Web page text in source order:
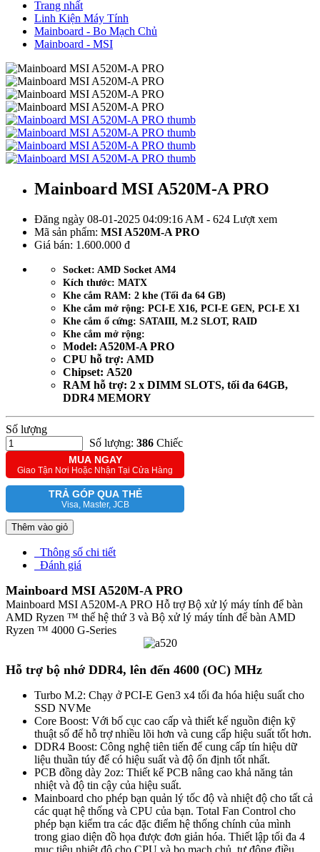
Trang nhất
Linh Kiện Máy Tính
Mainboard - Bo Mạch Chủ
Mainboard - MSI
Mainboard MSI A520M-A PRO
Đăng ngày 08-01-2025 04:09:16 AM - 624 Lượt xem
Mã sản phẩm: MSI A520M-A PRO
Giá bán: 1.600.000 đ
Socket: AMD Socket AM4
Kích thước: MATX
Khe cắm RAM: 2 khe (Tối đa 64 GB)
Khe cắm mở rộng: PCI-E X16, PCI-E GEN, PCI-E X1
Khe cắm ổ cứng: SATAIII, M.2 SLOT, RAID
Khe cắm mở rộng:
Model: A520M-A PRO
CPU hỗ trợ: AMD
Chipset: A520
RAM hỗ trợ: 2 x DIMM SLOTS, tối đa 64GB,
DDR4 MEMORY
Số lượng
Số lượng: 386 Chiếc
MUA NGAY
Giao Tận Nơi Hoặc Nhận Tại Cửa Hàng
TRẢ GÓP QUA THẺ
Visa, Master, JCB
Thêm vào giỏ
Thông số chi tiết
Đánh giá
Mainboard MSI A520M-A PRO
Mainboard MSI A520M-A PRO Hỗ trợ Bộ xử lý máy tính để bàn
AMD Ryzen ™ thế hệ thứ 3 và Bộ xử lý máy tính để bàn AMD
Ryzen ™ 4000 G-Series
Hỗ trợ bộ nhớ DDR4, lên đến 4600 (OC) MHz
Turbo M.2: Chạy ở PCI-E Gen3 x4 tối đa hóa hiệu suất cho
SSD NVMe
Core Boost: Với bố cục cao cấp và thiết kế nguồn điện kỹ
thuật số để hỗ trợ nhiều lõi hơn và cung cấp hiệu suất tốt hơn.
DDR4 Boost: Công nghệ tiên tiến để cung cấp tín hiệu dữ
liệu thuần túy để có hiệu suất và độ ổn định tốt nhất.
PCB đồng dày 2oz: Thiết kế PCB nâng cao khả năng tản
nhiệt và độ tin cậy của hiệu suất.
Mainboard cho phép bạn quản lý tốc độ và nhiệt độ cho tất cả
các quạt hệ thống và CPU của bạn. Total Fan Control cho
phép bạn kiểm tra các đặc điểm hệ thống chính của mình
trong giao diện đồ họa được đơn giản hóa. Thiết lập tối đa 4
mục tiêu nhiệt độ cho CPU và bo mạch chủ, tự động điều